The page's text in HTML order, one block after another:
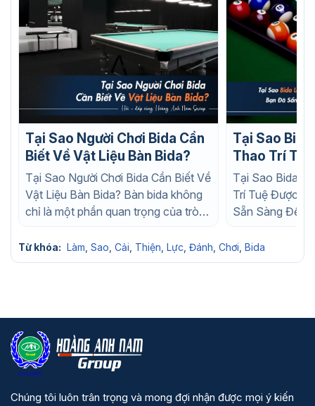
Tại Sao Người Chơi Bida Cần
Biết Về Vật Liệu Bàn Bida?
Tại Sao Người Chơi Bida Cần Biết Về
Vật Liệu Bàn Bida? Bàn bida không
chỉ là một phần quan trọng của trò
Tại Sao
Thao Trí
Thích? Bạn Đã Sẵn Sàng Để
Trở Thành
Nghiệp?
Tại Sao Bida
Trí Tuệ Được
Sẵn Sàng Để
Từ khóa: Làm Sao Cải Thiện Lực Đánh Chơi Bida
Chúng tôi luôn trân trọng và mong đợi nhận được mọi ý kiến